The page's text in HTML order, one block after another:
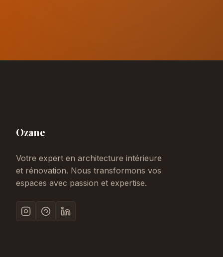
Ozane
Votre expert en architecture intérieure
et rénovation. Nous transformons vos
espaces avec passion et expertise.